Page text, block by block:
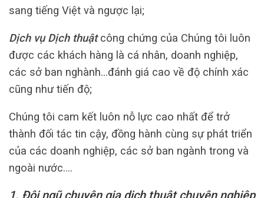
sang tiếng Việt và ngược lại;
Dịch vụ Dịch thuậtcông chứng của Chúng tôi luôn
được các khách hàng là cá nhân, doanh nghiệp,
các sở ban nghành…đánh giá cao về độ chính xác
cũng như tiến độ;
Chúng tôi cam kết luôn nỗ lực cao nhất để trở
thành đối tác tin cậy, đồng hành cùng sự phát triển
của các doanh nghiệp, các sở ban ngành trong và
ngoài nước….
1. Đội ngũ chuyên gia dịch thuật chuyên nghiệp